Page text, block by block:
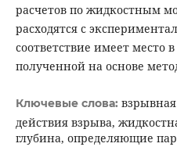
расчетов по жидкостным
расходятся с
соответствие имеет место
полученной на основе
Ключевые слова:
действия взрыва,
глубина, определяющие